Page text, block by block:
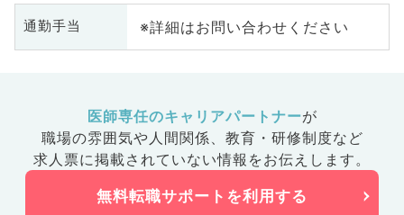
通勤手当 ※詳細はお問い合わせください
医師専任のキャリアパートナーが
職場の雰囲気や人間関係、 教育・研修制度など
求人票に掲載されていない情報をお伝えします。
無料転職サポートを利用する